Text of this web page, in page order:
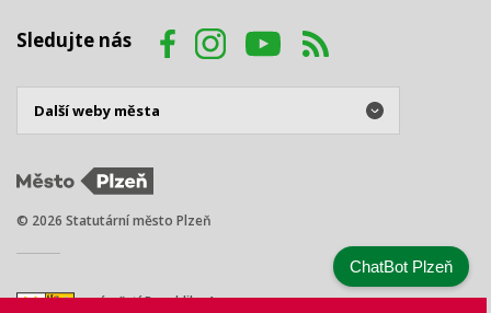
Sledujte nás
© 2026 Statutární město Plzeň
náměstí Republiky 1
ChatBot Plzeň